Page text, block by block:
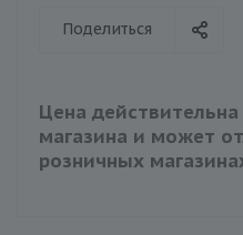
Поделиться
Цена
магазина и может
розничных